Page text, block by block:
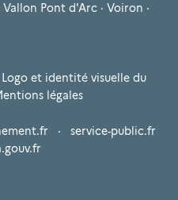
Vallon Pont d'Arc · Voiron ·
Logo et identité visuelle du
légales
· service-public.fr